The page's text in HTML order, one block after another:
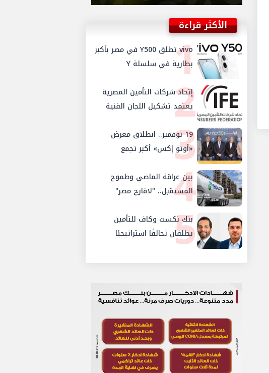
الأكثر قراءة
1
vivo تطلق Y500 في مصر بأكبر
بطارية في سلسلة Y
2
إتحاد شركات التأمين المصرية
يعتمد تشكيل اللجان الفنية
للدورة الجديدة ويستحدث
لجنتي الأمن السيبراني
والإستثمار والإدخار
319 نوفمبر.. انطلاق معرض
«أوتو إكس» أكبر تجمع
لموزعي السيارات المعتمدين
في مصر
4
بين عراقة الماضي وطموح
المستقبل.. "لافارچ مصر"
تتحول رسمياً إلى "هولسيم
مصر"
5
بنك نكست وكاف للتأمين
يطلقان تحالفًا استراتيجيًا
لتقديم حلول تأمينية متكاملة
لعملاء البنك